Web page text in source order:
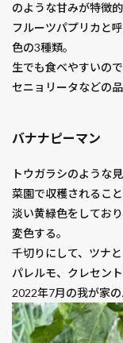
のような甘みが特徴的
フルーツパプリカと
色の3種類。
生でも食べやすいの
セニョリータなどの品
バナナピーマン
トウガラシのような
菜園で収穫されること
淡い黄緑色をしてお
変色する。
千切りにして、ツナ
パレルモ、クレセン
2022年7月の我が家